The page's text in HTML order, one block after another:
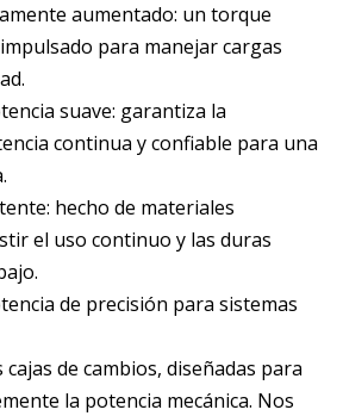
aumentado: un torque
para manejar cargas
suave: garantiza la
continua y confiable para una
hecho de materiales
el uso continuo y las duras
de precisión para sistemas
de cambios, diseñadas para
la potencia mecánica. Nos